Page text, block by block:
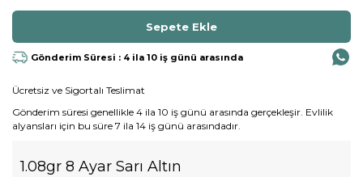
Gönderim Süresi : 4 ila 10 iş günü arasında
Ücretsiz ve Sigortalı Teslimat
Gönderim süresi genellikle 4 ila 10 iş günü arasında gerçekleşir. Evlilik
alyansları için bu süre 7 ila 14 iş günü arasındadır.
1.08gr 8 Ayar Sarı Altın